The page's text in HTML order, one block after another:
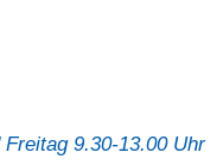
9.30-13.00 Uhr